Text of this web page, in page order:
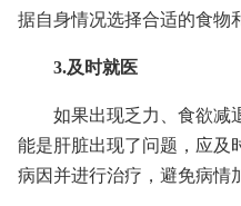
据自身情况选择合适的食物
3.及时就医
如果出现乏力、食欲减
能是肝脏出现了问题，应及
病因并进行治疗，避免病情